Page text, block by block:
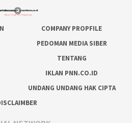
COMPANY PROPFILE
PEDOMAN MEDIA SIBER
TENTANG
IKLAN PNN.CO.ID
UNDANG UNDANG HAK CIPTA